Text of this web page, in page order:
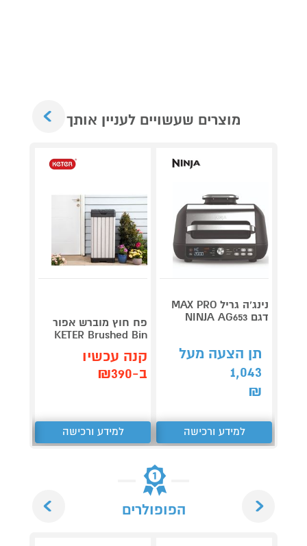
מוצרים שעשויים לעניין אותך
נינג’ה גריל MAX PRO
דגם NINJA AG653
תן הצעה מעל
1,043
₪
למידע ורכישה
פח חוץ מוברש אפור
KETER Brushed Bin
קנה עכשיו
ב-₪390
למידע ורכישה
הפופולרים